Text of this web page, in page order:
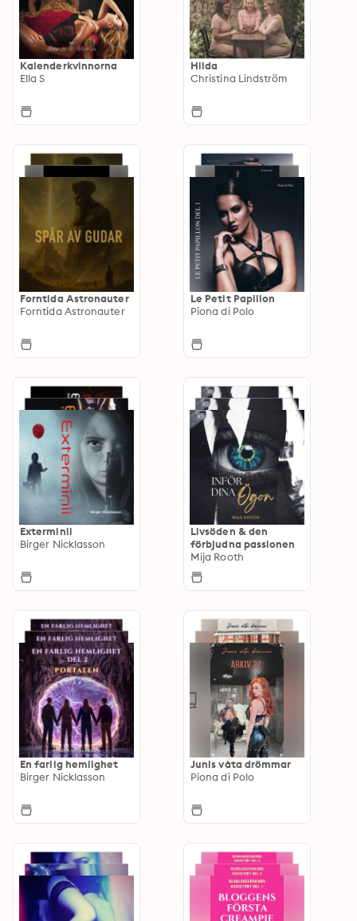
Kalenderkvinnorna
Ella S
Hilda
Christina Lindström
Forntida Astronauter
Forntida Astronauter
Le Petit Papillon
Piona di Polo
Exterminii
Birger Nicklasson
Livsöden & den
förbjudna passionen
Mija Rooth
En farlig hemlighet
Birger Nicklasson
Junis våta drömmar
Piona di Polo